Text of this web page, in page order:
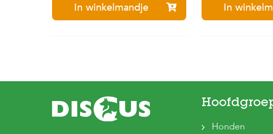
In winkelmandje In
Honden